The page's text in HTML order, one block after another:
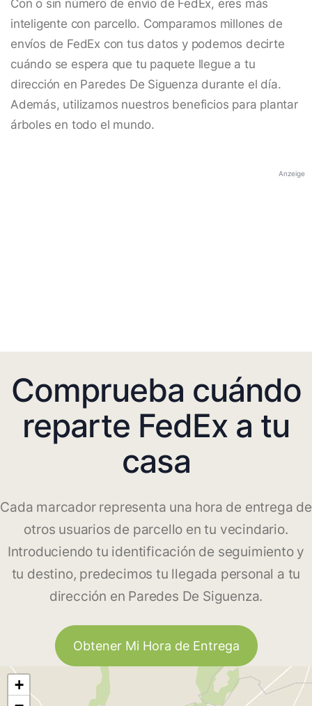
Con o sin número de envío de FedEx, eres más
inteligente con parcello. Comparamos millones de
envíos de FedEx con tus datos y podemos decirte
cuándo se espera que tu paquete llegue a tu
dirección en Paredes De Siguenza durante el día.
Además, utilizamos nuestros beneficios para plantar
árboles en todo el mundo.
Anzeige
Comprueba cuándo
reparte FedEx a tu
casa
Cada marcador representa una hora de entrega de
otros usuarios de parcello en tu vecindario.
Introduciendo tu identificación de seguimiento y
tu destino, predecimos tu llegada personal a tu
dirección en Paredes De Siguenza.
Obtener Mi Hora de Entrega
+